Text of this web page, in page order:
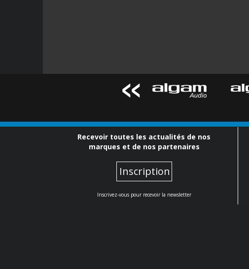
Recevoir toutes les actualités de nos
marques et de nos partenaires
Inscription
Inscrivez-vous pour recevoir la newsletter